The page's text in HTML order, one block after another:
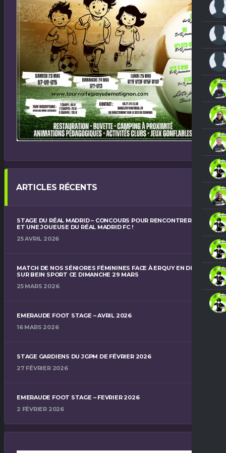
ARTICLES RÉCENTS
STAGE DU RÉAL MADRID – CONCOURS POUR RENCONTRER UN
ET UNE JOUEUSE DU RÉAL MADRID FC !
25 AVRIL 2026
MATCH DE NOS SÉNIORES FÉMININES FACE À ERQUY EN DIRECT
SUR BEIN SPORT CE DIMANCHE 29 MARS
25 MARS 2026
EMERAUDE FOOT STAGE – AVRIL 2026
16 MARS 2026
STAGE GARDIENS DU JGPM DE FÉVRIER 2026
27 FÉVRIER 2026
EMERAUDE FOOT STAGE – FEVRIER 2026
2 FÉVRIER 2026